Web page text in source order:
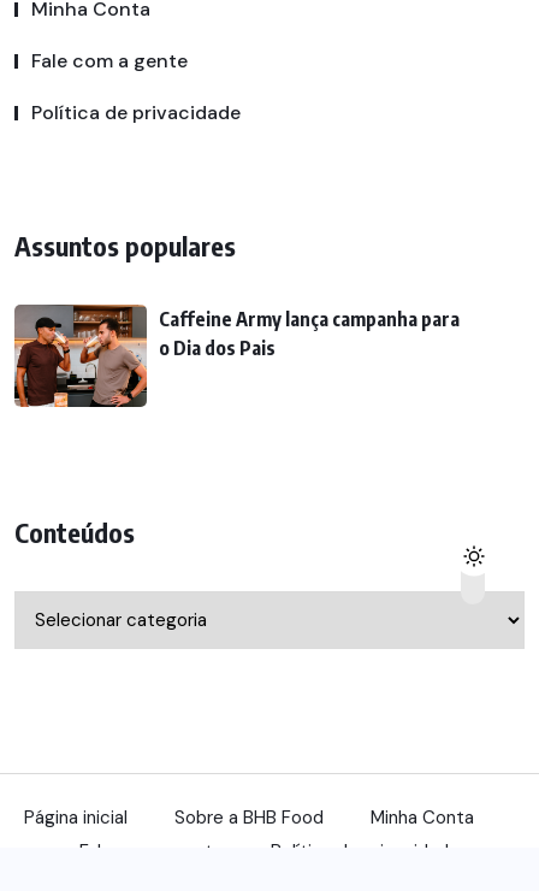
Minha Conta
Fale com a gente
Política de privacidade
Assuntos populares
Caffeine Army lança campanha para
o Dia dos Pais
Conteúdos
Conteúdos
Página inicial Sobre a BHB Food
Minha Conta
Fale com a gente
Política de privacidade